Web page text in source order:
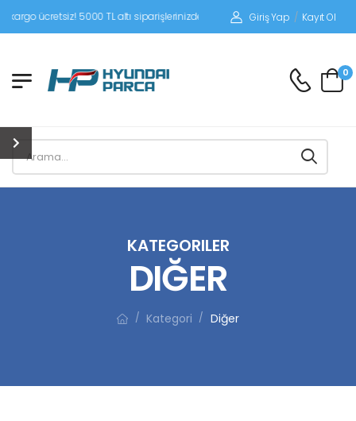
5000 TL altı siparişlerinizde siparişleriniz alıcı ödemeli gönderilir.
Giriş Yap / Kayıt Ol
0
KATEGORILER
DIĞER
/ Kategori / Diğer